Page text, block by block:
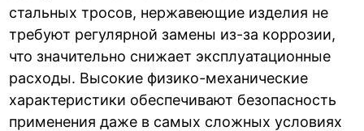
стальных тросов, нержавеющие изделия не
требуют регулярной замены из-за коррозии,
что значительно снижает эксплуатационные
расходы. Высокие физико-механические
характеристики обеспечивают безопасность
применения даже в самых сложных условиях